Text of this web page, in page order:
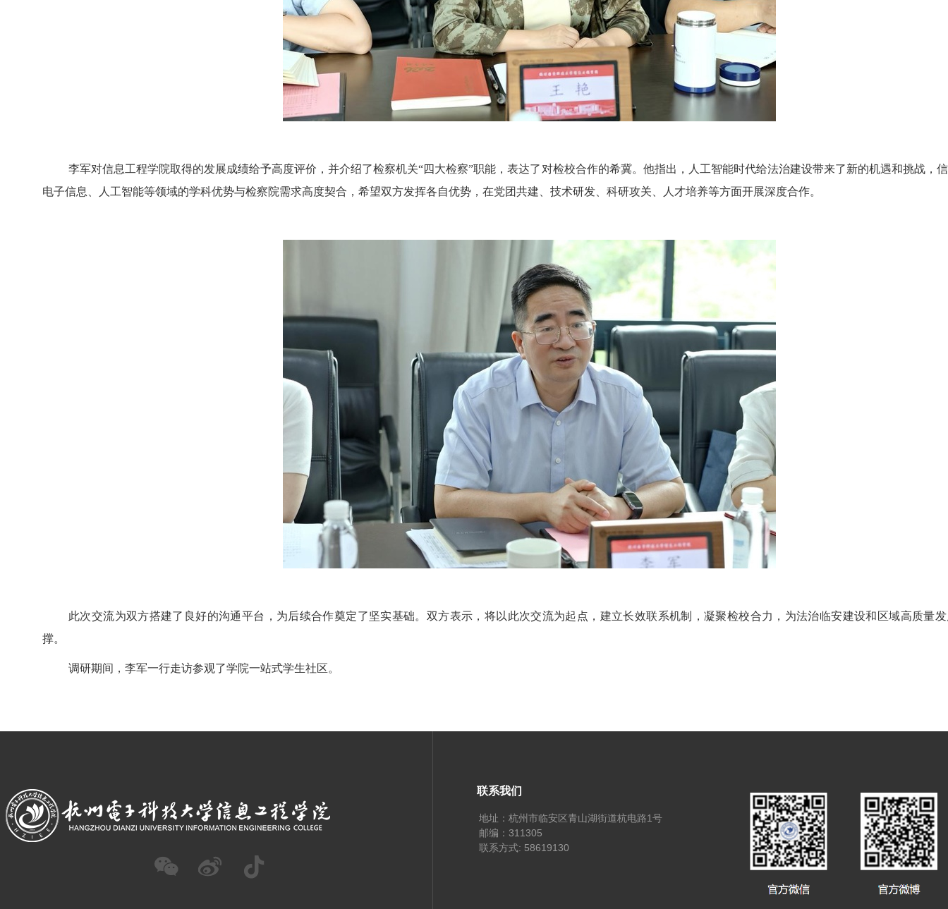
李军对信息工程学院取得的发展成绩给予高度评价，并介绍了检察机关“四大检察”职能，表达了对检校合作的希冀。他指出，人工智能时代给法治建设带来了新的机遇和挑战，
电子信息、人工智能等领域的学科优势与检察院需求高度契合，希望双方发挥各自优势，在党团共建、技术研发、科研攻关、人才培养等方面开展深度合作。
此次交流为双方搭建了良好的沟通平台，为后续合作奠定了坚实基础。双方表示，将以此次交流为起点，建立长效联系机制，凝聚检校合力，为法治临安建设和区域高质量
撑。
调研期间，李军一行走访参观了学院一站式学生社区。
联系我们
地址：杭州市临安区青山湖街道杭电路1号
邮编：311305
联系方式: 58619130